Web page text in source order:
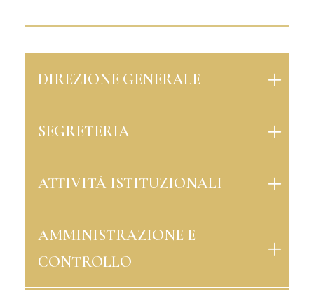
DIREZIONE GENERALE
SEGRETERIA
ATTIVITÀ ISTITUZIONALI
AMMINISTRAZIONE E
CONTROLLO